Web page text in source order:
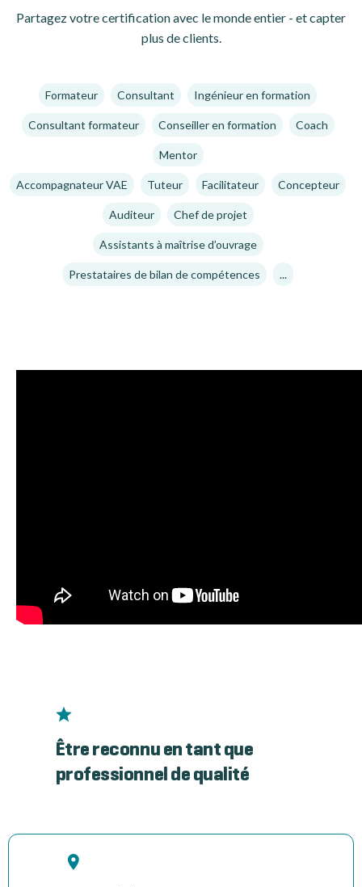
Partagez votre certification avec le monde entier - et capter
plus de clients.
Formateur Consultant Ingénieur en formation
Consultant formateur Conseiller en formation Coach
Mentor
Accompagnateur VAE Tuteur Facilitateur Concepteur
Auditeur Chef de projet
Assistants à maîtrise d’ouvrage
Prestataires de bilan de compétences ...
Être reconnu en tant que
professionnel de qualité